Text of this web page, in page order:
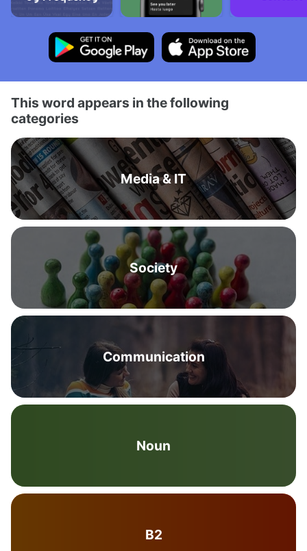
This word appears in the following
categories
Media & IT
Society
Communication
Noun
B2